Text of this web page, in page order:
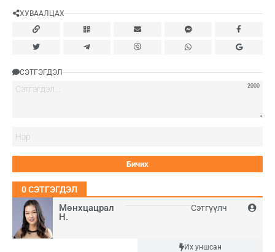
Мөнхцацрал
Н.
Сэтгүүлч
Их уншсан
ХУВААЛЦАХ
СЭТГЭГДЭЛ
2000
0СЭТГЭГДЭЛ